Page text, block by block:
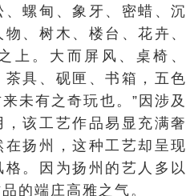
螺甸、象牙、密蜡、沉
、树木、楼台、花卉、
上。大而屏风、桌椅、
具、砚匣、书箱，五色
未有之奇玩也。”因涉及
该工艺作品易显充满奢
扬州，这种工艺却呈现
。因为扬州的艺人多以
的端庄高雅之气。